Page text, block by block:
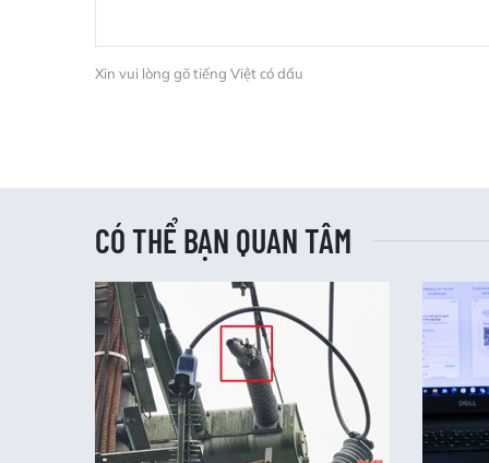
Xin vui lòng gõ tiếng Việt có dấu
CÓ THỂ BẠN QUAN TÂM